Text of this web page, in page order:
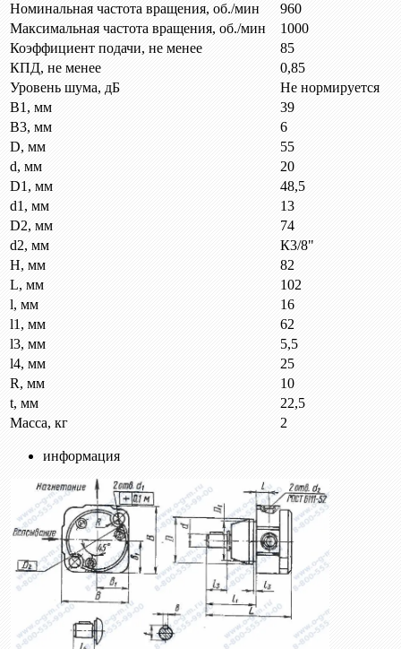
Номинальная частота вращения, об./мин
960
Максимальная частота вращения, об./мин
1000
Коэффициент подачи, не менее
85
КПД, не менее
0,85
Уровень шума, дБ
Не нормируется
B1, мм
39
B3, мм
6
D, мм
55
d, мм
20
D1, мм
48,5
d1, мм
13
D2, мм
74
d2, мм
К3/8"
H, мм
82
L, мм
102
l, мм
16
l1, мм
62
l3, мм
5,5
l4, мм
25
R, мм
10
t, мм
22,5
Масса, кг
2
информация